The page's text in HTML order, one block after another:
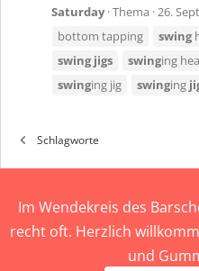
Saturday Thema 26.
bottom tapping
swing
swing jigs swinging
swinging jig swinging
Schlagworte
Im Wendekreis des
recht oft. Herzlich
und